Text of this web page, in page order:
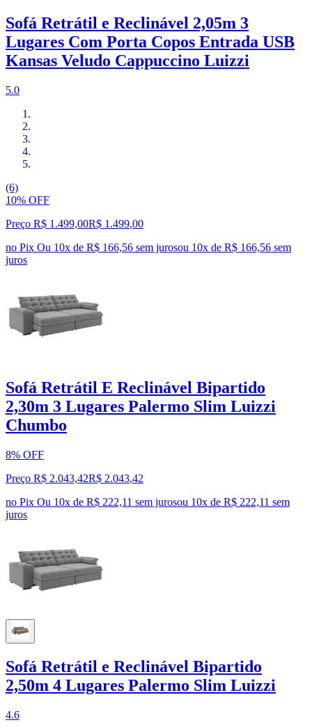
Sofá Retrátil e Reclinável 2,05m 3
Lugares Com Porta Copos Entrada USB
Kansas Veludo Cappuccino Luizzi
5.0
(6)
10% OFF
Preço R$ 1.499,00R$ 1.499,00
no Pix Ou 10x de R$ 166,56 sem jurosou 10x de R$ 166,56 sem
juros
Sofá Retrátil E Reclinável Bipartido
2,30m 3 Lugares Palermo Slim Luizzi
Chumbo
8% OFF
Preço R$ 2.043,42R$ 2.043,42
no Pix Ou 10x de R$ 222,11 sem jurosou 10x de R$ 222,11 sem
juros
Sofá Retrátil e Reclinável Bipartido
2,50m 4 Lugares Palermo Slim Luizzi
4.6